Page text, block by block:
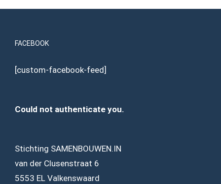
FACEBOOK
[custom-facebook-feed]
Could not authenticate you.
Stichting SAMENBOUWEN.IN
van der Clusenstraat 6
5553 EL Valkenswaard